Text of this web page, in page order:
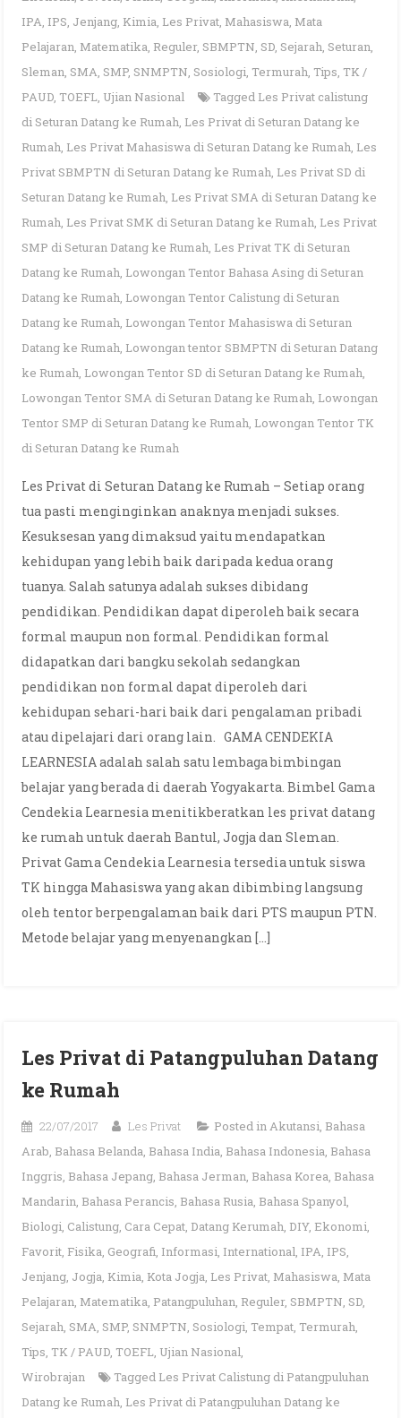
IPA, IPS, Jenjang, Kimia, Les Privat, Mahasiswa, Mata
Pelajaran, Matematika, Reguler, SBMPTN, SD, Sejarah, Seturan,
Sleman, SMA, SMP, SNMPTN, Sosiologi, Termurah, Tips, TK /
PAUD, TOEFL, Ujian Nasional Tagged Les Privat calistung
di Seturan Datang ke Rumah, Les Privat di Seturan Datang ke
Rumah, Les Privat Mahasiswa di Seturan Datang ke Rumah, Les
Privat SBMPTN di Seturan Datang ke Rumah, Les Privat SD di
Seturan Datang ke Rumah, Les Privat SMA di Seturan Datang ke
Rumah, Les Privat SMK di Seturan Datang ke Rumah, Les Privat
SMP di Seturan Datang ke Rumah, Les Privat TK di Seturan
Datang ke Rumah, Lowongan Tentor Bahasa Asing di Seturan
Datang ke Rumah, Lowongan Tentor Calistung di Seturan
Datang ke Rumah, Lowongan Tentor Mahasiswa di Seturan
Datang ke Rumah, Lowongan tentor SBMPTN di Seturan Datang
ke Rumah, Lowongan Tentor SD di Seturan Datang ke Rumah,
Lowongan Tentor SMA di Seturan Datang ke Rumah, Lowongan
Tentor SMP di Seturan Datang ke Rumah, Lowongan Tentor TK
di Seturan Datang ke Rumah
Les Privat di Seturan Datang ke Rumah – Setiap orang
tua pasti menginginkan anaknya menjadi sukses.
Kesuksesan yang dimaksud yaitu mendapatkan
kehidupan yang lebih baik daripada kedua orang
tuanya. Salah satunya adalah sukses dibidang
pendidikan. Pendidikan dapat diperoleh baik secara
formal maupun non formal. Pendidikan formal
didapatkan dari bangku sekolah sedangkan
pendidikan non formal dapat diperoleh dari
kehidupan sehari-hari baik dari pengalaman pribadi
atau dipelajari dari orang lain. GAMA CENDEKIA
LEARNESIA adalah salah satu lembaga bimbingan
belajar yang berada di daerah Yogyakarta. Bimbel Gama
Cendekia Learnesia menitikberatkan les privat datang
ke rumah untuk daerah Bantul, Jogja dan Sleman.
Privat Gama Cendekia Learnesia tersedia untuk siswa
TK hingga Mahasiswa yang akan dibimbing langsung
oleh tentor berpengalaman baik dari PTS maupun PTN.
Metode belajar yang menyenangkan […]
Les Privat di Patangpuluhan Datang
ke Rumah
22/07/2017 Les Privat Posted inAkutansi, Bahasa
Arab, Bahasa Belanda, Bahasa India, Bahasa Indonesia, Bahasa
Inggris, Bahasa Jepang, Bahasa Jerman, Bahasa Korea, Bahasa
Mandarin, Bahasa Perancis, Bahasa Rusia, Bahasa Spanyol,
Biologi, Calistung, Cara Cepat, Datang Kerumah, DIY, Ekonomi,
Favorit, Fisika, Geografi, Informasi, International, IPA, IPS,
Jenjang, Jogja, Kimia, Kota Jogja, Les Privat, Mahasiswa, Mata
Pelajaran, Matematika, Patangpuluhan, Reguler, SBMPTN, SD,
Sejarah, SMA, SMP, SNMPTN, Sosiologi, Tempat, Termurah,
Tips, TK / PAUD, TOEFL, Ujian Nasional,
Wirobrajan
Tagged Les Privat Calistung di Patangpuluhan
Datang ke Rumah, Les Privat di Patangpuluhan Datang ke